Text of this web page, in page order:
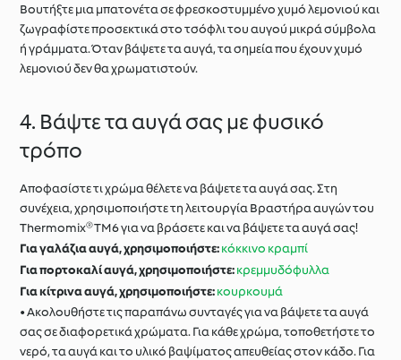
Βουτήξτε μια μπατονέτα σε φρεσκοστυμμένο χυμό λεμονιού και
ζωγραφίστε προσεκτικά στο τσόφλι του αυγού μικρά σύμβολα
ή γράμματα. Όταν βάψετε τα αυγά, τα σημεία που έχουν χυμό
λεμονιού δεν θα χρωματιστούν.
4. Βάψτε τα αυγά σας με φυσικό
τρόπο
Αποφασίστε τι χρώμα θέλετε να βάψετε τα αυγά σας. Στη
συνέχεια, χρησιμοποιήστε τη λειτουργία Βραστήρα αυγών του
Thermomix® TM6 για να βράσετε και να βάψετε τα αυγά σας!
Για γαλάζια αυγά, χρησιμοποιήστε:κόκκινο κραμπί
Για πορτοκαλί αυγά, χρησιμοποιήστε:κρεμμυδόφυλλα
Για κίτρινα αυγά, χρησιμοποιήστε:κουρκουμά
• Ακολουθήστε τις παραπάνω συνταγές για να βάψετε τα αυγά
σας σε διαφορετικά χρώματα. Για κάθε χρώμα, τοποθετήστε το
νερό, τα αυγά και το υλικό βαψίματος απευθείας στον κάδο. Για